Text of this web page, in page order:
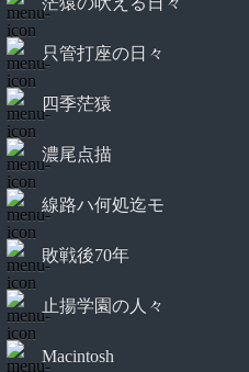
只管打座の日々
四季茫猿
濃尾点描
線路ハ何処迄モ
敗戦後70年
止揚学園の人々
Macintosh